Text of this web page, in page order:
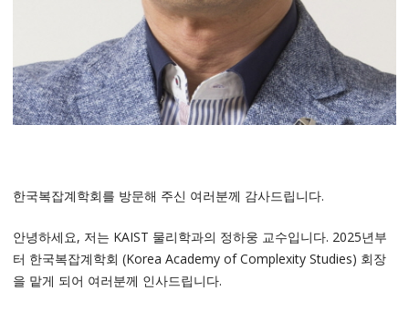
한국복잡계학회를 방문해 주신 여러분께 감사드립니다.
안녕하세요, 저는 KAIST 물리학과의 정하웅 교수입니다. 2025년부
터 한국복잡계학회 (Korea Academy of Complexity Studies) 회장
을 맡게 되어 여러분께 인사드립니다.